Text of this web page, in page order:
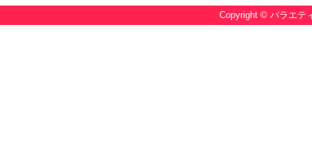
Copyright © バラエ